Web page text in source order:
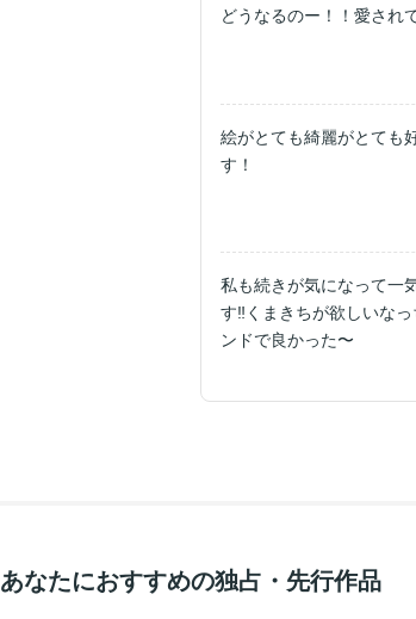
どうなるのー！！愛され
絵がとても綺麗がとても
私も続きが気になって一
す‼️くまきちが欲しいな
ンドで良かった〜
あなたにおすすめの独占・先行作品